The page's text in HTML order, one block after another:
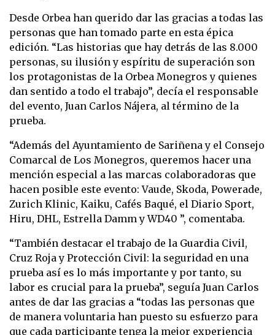
Desde Orbea han querido dar las gracias a todas las
personas que han tomado parte en esta épica
edición. “Las historias que hay detrás de las 8.000
personas, su ilusión y espíritu de superación son
los protagonistas de la Orbea Monegros y quienes
dan sentido a todo el trabajo”, decía el responsable
del evento, Juan Carlos Nájera, al término de la
prueba.
“Además del Ayuntamiento de Sariñena y el Consejo
Comarcal de Los Monegros, queremos hacer una
mención especial a las marcas colaboradoras que
hacen posible este evento: Vaude, Skoda, Powerade,
Zurich Klinic, Kaiku, Cafés Baqué, el Diario Sport,
Hiru, DHL, Estrella Damm y WD40 ”, comentaba.
“También destacar el trabajo de la Guardia Civil,
Cruz Roja y Protección Civil: la seguridad en una
prueba así es lo más importante y por tanto, su
labor es crucial para la prueba”, seguía Juan Carlos
antes de dar las gracias a “todas las personas que
de manera voluntaria han puesto su esfuerzo para
que cada participante tenga la mejor experiencia